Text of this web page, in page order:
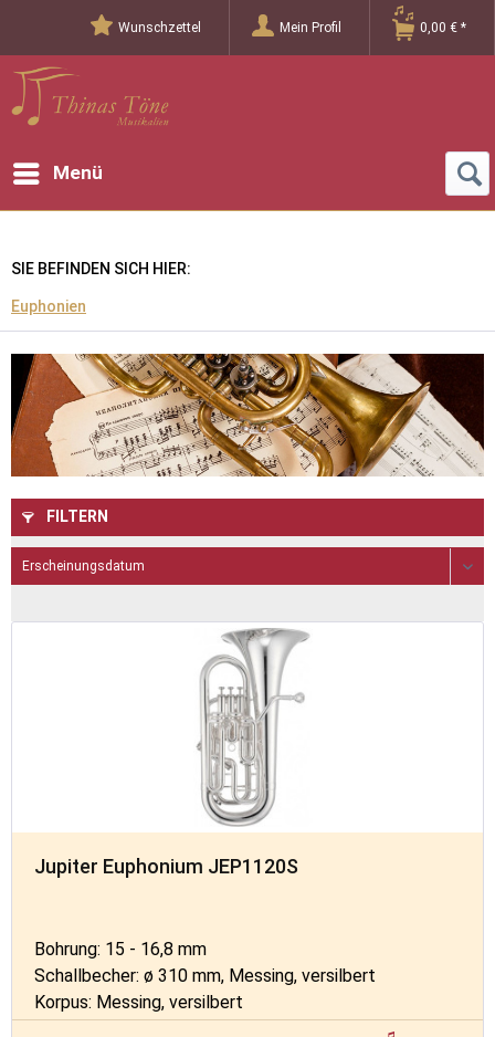
Wunschzettel Mein Profil 0,00 € *
Menü
SIE BEFINDEN SICH HIER:
Euphonien
FILTERN
Jupiter Euphonium JEP1120S
Bohrung: 15 - 16,8 mm
Schallbecher: ø 310 mm, Messing, versilbert
Korpus: Messing, versilbert